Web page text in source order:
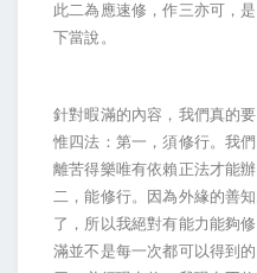
此二為應速修，作三亦可，
下當說。
針對暇滿的內容，我們真的
惟四法：第一，須修行。我
離苦得樂唯有依賴正法才能
二，能修行。因為外緣的善
了，所以我絕對有能力能夠
滿並不是每一次都可以得到